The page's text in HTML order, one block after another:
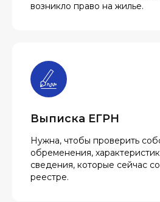
возникло право на жилье.
Выписка ЕГРН
Нужна, чтобы проверить
обременения,
сведения, которые сейчас
реестре.